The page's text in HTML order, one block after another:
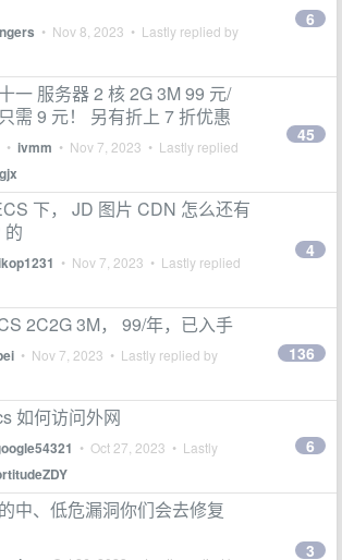
• Nov 8, 2023 • Lastly replied by
6
一 服务器 2 核 2G 3M 99 元/
需 9 元！ 另有折上 7 折优惠
• ivmm • Nov 7, 2023 • Lastly replied
45
下， JD 图片 CDN 怎么还有
的
• Nov 7, 2023 • Lastly replied
4
2C2G 3M， 99/年，已入手
• Nov 7, 2023 • Lastly replied by 136
如何访问外网
• Oct 27, 2023 • Lastly
6
中、低危漏洞你们会去修复
3